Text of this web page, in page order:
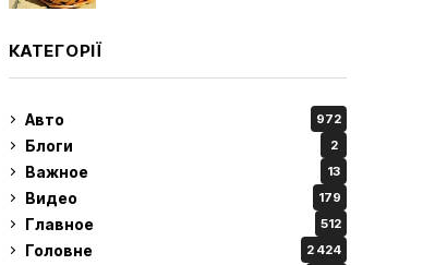
КАТЕГОРІЇ
Авто 972
Блоги 2
Важное 13
Видео 179
Главное 512
Головне 2 424